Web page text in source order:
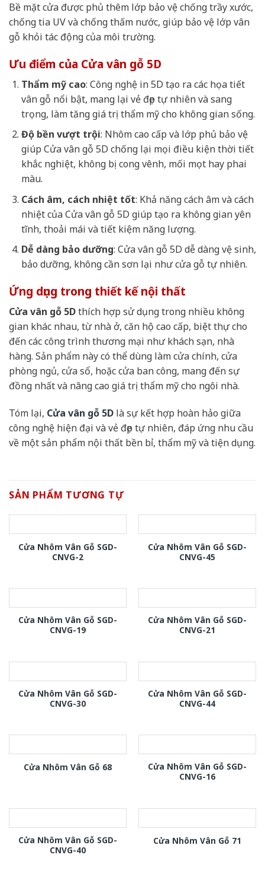
Bề mặt cửa được phủ thêm lớp bảo vệ chống trầy xước,
chống tia UV và chống thấm nước, giúp bảo vệ lớp vân
gỗ khỏi tác động của môi trường.
Ưu điểm của Cửa vân gỗ 5D
Thẩm mỹ cao: Công nghệ in 5D tạo ra các họa tiết
vân gỗ nổi bật, mang lại vẻ đẹp tự nhiên và sang
trọng, làm tăng giá trị thẩm mỹ cho không gian sống.
Độ bền vượt trội: Nhôm cao cấp và lớp phủ bảo vệ
giúp Cửa vân gỗ 5D chống lại mọi điều kiện thời tiết
khắc nghiệt, không bị cong vênh, mối mọt hay phai
màu.
Cách âm, cách nhiệt tốt: Khả năng cách âm và cách
nhiệt của Cửa vân gỗ 5D giúp tạo ra không gian yên
tĩnh, thoải mái và tiết kiệm năng lượng.
Dễ dàng bảo dưỡng: Cửa vân gỗ 5D dễ dàng vệ sinh,
bảo dưỡng, không cần sơn lại như cửa gỗ tự nhiên.
Ứng dụng trong thiết kế nội thất
Cửa vân gỗ 5Dthích hợp sử dụng trong nhiều không
gian khác nhau, từ nhà ở, căn hộ cao cấp, biệt thự cho
đến các công trình thương mại như khách sạn, nhà
hàng. Sản phẩm này có thể dùng làm cửa chính, cửa
phòng ngủ, cửa sổ, hoặc cửa ban công, mang đến sự
đồng nhất và nâng cao giá trị thẩm mỹ cho ngôi nhà.
Tóm lại, Cửa vân gỗ 5D là sự kết hợp hoàn hảo giữa
công nghệ hiện đại và vẻ đẹp tự nhiên, đáp ứng nhu cầu
về một sản phẩm nội thất bền bỉ, thẩm mỹ và tiện dụng.
SẢN PHẨM TƯƠNG TỰ
Cửa Nhôm Vân Gỗ SGD-
CNVG-2
Cửa Nhôm Vân Gỗ SGD-
CNVG-45
Cửa Nhôm Vân Gỗ SGD-
CNVG-19
Cửa Nhôm Vân Gỗ SGD-
CNVG-21
Cửa Nhôm Vân Gỗ SGD-
CNVG-30
Cửa Nhôm Vân Gỗ SGD-
CNVG-44
Cửa Nhôm Vân Gỗ 68
Cửa Nhôm Vân Gỗ SGD-
CNVG-16
Cửa Nhôm Vân Gỗ SGD-
CNVG-40
Cửa Nhôm Vân Gỗ 71